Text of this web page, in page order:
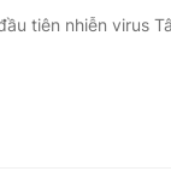
tiên nhiễn virus